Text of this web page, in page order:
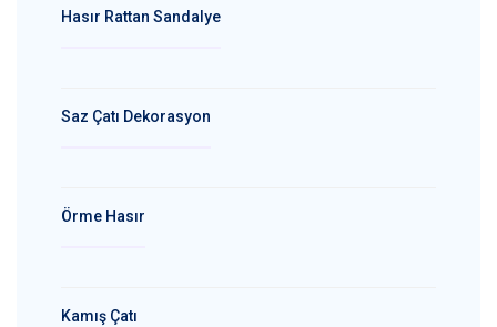
Hasır Rattan Sandalye
Saz Çatı Dekorasyon
Örme Hasır
Kamış Çatı